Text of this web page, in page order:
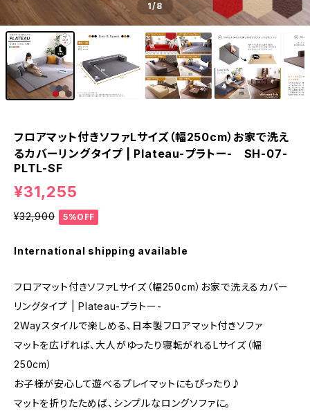
1/8
フロアマット付きソファLサイズ（幅250cm）お家で洗え
るカバーリングタイプ | Plateau-プラトー- SH-07-
PLTL-SF
¥31,255
¥32,900 5%OFF
International shipping available
フロアマット付きソファLサイズ（幅250cm）お家で洗えるカバー
リングタイプ | Plateau-プラトー-
2Wayスタイルで楽しめる、日本製フロアマット付きソファ
マットを広げれば、大人がゆったり寝転がれるLサイズ（幅
250cm）
お子様が安心して遊べるプレイマットにもぴったり♪
マットを折りたためば、シンプルなロングソファに。